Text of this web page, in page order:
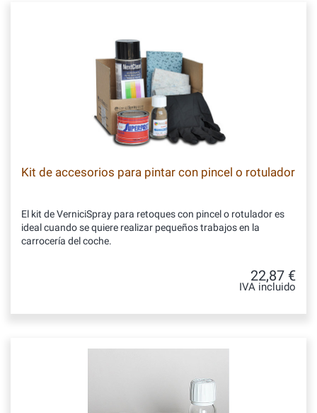
Kit de accesorios para pintar con pincel o rotulador
El kit de VerniciSpray para retoques con pincel o rotulador es
ideal cuando se quiere realizar pequeños trabajos en la
carrocería del coche.
22,87 €
IVA incluido